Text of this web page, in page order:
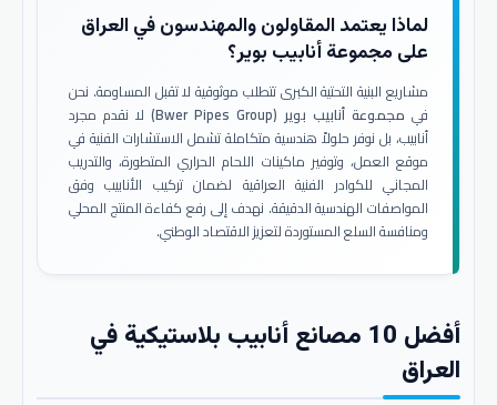
لماذا يعتمد المقاولون والمهندسون في العراق
على مجموعة أنابيب بوير؟
مشاريع البنية التحتية الكبرى تتطلب موثوقية لا تقبل المساومة. نحن
في مجموعة أنابيب بوير (Bwer Pipes Group)
لا نقدم مجرد
أنابيب، بل نوفر حلولاً هندسية متكاملة تشمل الاستشارات الفنية في
موقع العمل، وتوفير ماكينات اللحام الحراري المتطورة، والتدريب
المجاني للكوادر الفنية العراقية لضمان تركيب الأنابيب وفق
المواصفات الهندسية الدقيقة. نهدف إلى رفع كفاءة المنتج المحلي
ومنافسة السلع المستوردة لتعزيز الاقتصاد الوطني.
أفضل 10 مصانع أنابيب بلاستيكية في
العراق